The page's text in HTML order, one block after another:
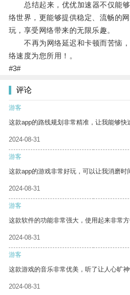
总结起来，优优加速器不仅能够
络世界，更能够提供稳定、流畅的
玩，享受网络带来的无限乐趣。
不再为网络延迟和卡顿而苦恼，
络速度为您所用！。
#3#
评论
游客
这款app的路线规划非常精准，让我能够快
2024-08-31
游客
这款app的游戏非常好玩，可以让我消磨时
2024-08-31
游客
这款软件的功能非常强大，使用起来非常方
2024-08-31
游客
这款游戏的音乐非常优美，听了让人心旷神
2024-08-31